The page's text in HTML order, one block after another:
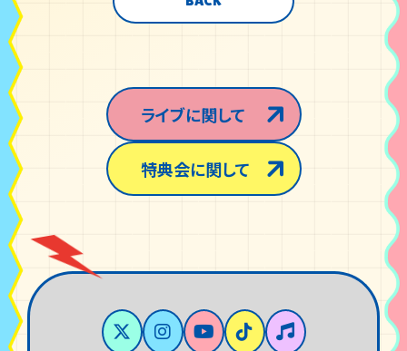
ライブに関して
特典会に関して